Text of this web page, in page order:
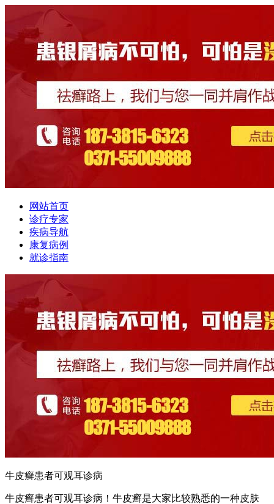
网站首页
诊疗专家
疾病导航
康复病例
就诊指南
牛皮癣患者可观耳诊病
牛皮癣患者可观耳诊病！牛皮癣是大家比较熟悉的一种皮肤